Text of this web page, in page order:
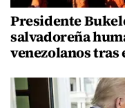
Presidente
salvadoreña
venezolanos